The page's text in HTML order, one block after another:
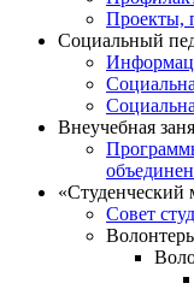
Проекты,
Социальный
Внеучебная
«Студенческий
Совет